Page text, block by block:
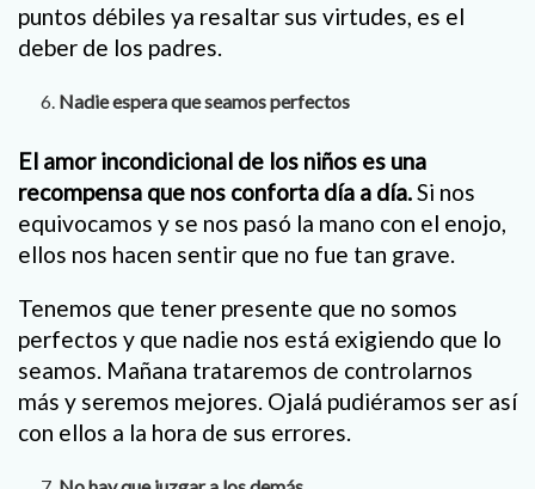
puntos débiles ya resaltar sus virtudes, es el
deber de los padres.
Nadie espera que seamos perfectos
El amor incondicional de los niños es una
recompensa que nos conforta día a día.Si nos
equivocamos y se nos pasó la mano con el enojo,
ellos nos hacen sentir que no fue tan grave.
Tenemos que tener presente que no somos
perfectos y que nadie nos está exigiendo que lo
seamos. Mañana trataremos de controlarnos
más y seremos mejores. Ojalá pudiéramos ser así
con ellos a la hora de sus errores.